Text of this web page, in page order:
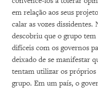
em relação aos seus
calar as vozes
descobriu que o grupo
difíceis com os governos
deixado de se manifestar
tentam utilizar os próprios
grupo. Em um país, o